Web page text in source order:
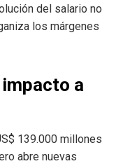
del salario no
los márgenes
a
139.000 millones
abre nuevas